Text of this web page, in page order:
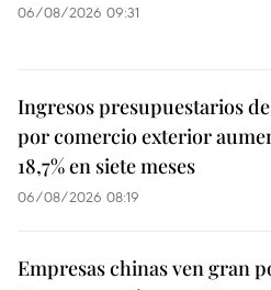
06/08/2026 09:31
Ingresos presupuestarios
por comercio exterior
18,7% en siete meses
06/08/2026 08:19
Empresas chinas ven gran